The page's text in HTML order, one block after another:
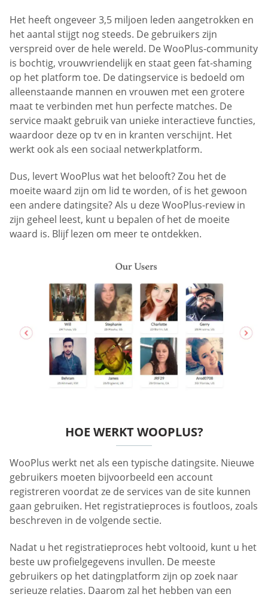
Het heeft ongeveer 3,5 miljoen leden aangetrokken en
het aantal stijgt nog steeds. De gebruikers zijn
verspreid over de hele wereld. De WooPlus-community
is bochtig, vrouwvriendelijk en staat geen fat-shaming
op het platform toe. De datingservice is bedoeld om
alleenstaande mannen en vrouwen met een grotere
maat te verbinden met hun perfecte matches. De
service maakt gebruik van unieke interactieve functies,
waardoor deze op tv en in kranten verschijnt. Het
werkt ook als een sociaal netwerkplatform.
Dus, levert WooPlus wat het belooft? Zou het de
moeite waard zijn om lid te worden, of is het gewoon
een andere datingsite? Als u deze WooPlus-review in
zijn geheel leest, kunt u bepalen of het de moeite
waard is. Blijf lezen om meer te ontdekken.
HOE WERKT WOOPLUS?
WooPlus werkt net als een typische datingsite. Nieuwe
gebruikers moeten bijvoorbeeld een account
registreren voordat ze de services van de site kunnen
gaan gebruiken. Het registratieproces is foutloos, zoals
beschreven in de volgende sectie.
Nadat u het registratieproces hebt voltooid, kunt u het
beste uw profielgegevens invullen. De meeste
gebruikers op het datingplatform zijn op zoek naar
serieuze relaties. Daarom zal het hebben van een